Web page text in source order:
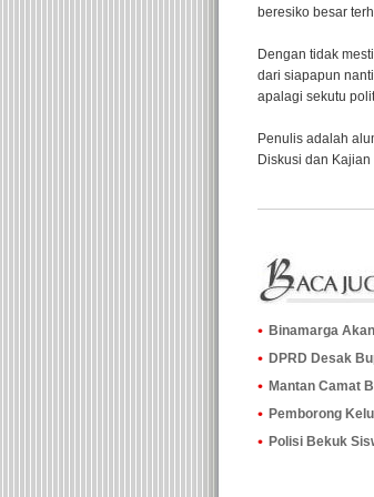
beresiko besar
Dengan tidak
dari siapapun
apalagi sekutu
Penulis adalah
Diskusi dan
Binamarga
DPRD Desak
Mantan Camat
Pemborong
Polisi Bekuk